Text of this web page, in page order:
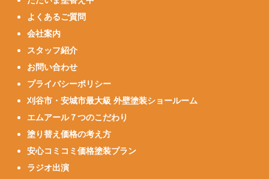
よくあるご質問
会社案内
スタッフ紹介
お問い合わせ
プライバシーポリシー
刈谷市・安城市最大級 外壁塗装ショールーム
エムアール７つのこだわり
塗り替え価格の考え方
安心コミコミ価格塗装プラン
ラジオ出演